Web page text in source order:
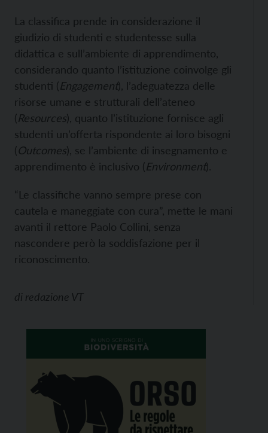
La classifica prende in considerazione il
giudizio di studenti e studentesse sulla
didattica e sull’ambiente di apprendimento,
considerando quanto l’istituzione coinvolge gli
studenti (Engagement), l’adeguatezza delle
risorse umane e strutturali dell’ateneo
(Resources), quanto l’istituzione fornisce agli
studenti un’offerta rispondente ai loro bisogni
(Outcomes), se l’ambiente di insegnamento e
apprendimento è inclusivo (Environment).
“Le classifiche vanno sempre prese con
cautela e maneggiate con cura”, mette le mani
avanti il rettore Paolo Collini, senza
nascondere però la soddisfazione per il
riconoscimento.
di redazione VT